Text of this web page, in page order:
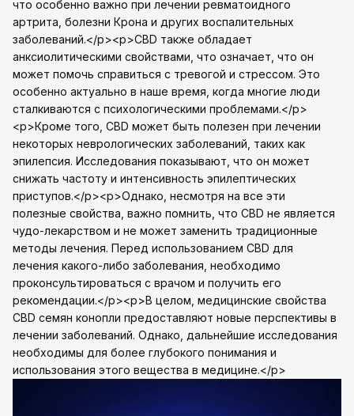
что особенно важно при лечении ревматоидного
артрита, болезни Крона и других воспалительных
заболеваний.</p><p>CBD также обладает
анксиолитическими свойствами, что означает, что он
может помочь справиться с тревогой и стрессом. Это
особенно актуально в наше время, когда многие люди
сталкиваются с психологическими проблемами.</p>
<p>Кроме того, CBD может быть полезен при лечении
некоторых неврологических заболеваний, таких как
эпилепсия. Исследования показывают, что он может
снижать частоту и интенсивность эпилептических
приступов.</p><p>Однако, несмотря на все эти
полезные свойства, важно помнить, что CBD не является
чудо-лекарством и не может заменить традиционные
методы лечения. Перед использованием CBD для
лечения какого-либо заболевания, необходимо
проконсультироваться с врачом и получить его
рекомендации.</p><p>В целом, медицинские свойства
CBD семян конопли предоставляют новые перспективы в
лечении заболеваний. Однако, дальнейшие исследования
необходимы для более глубокого понимания и
использования этого вещества в медицине.</p>